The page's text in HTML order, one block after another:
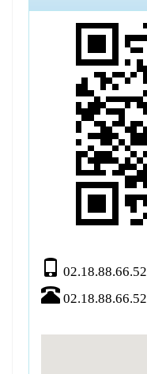
02.18.88.66.52
02.18.88.66.52